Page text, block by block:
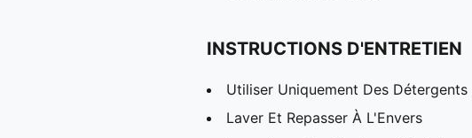
INSTRUCTIONS D'ENTRETIEN
Utiliser Uniquement Des
Laver Et Repasser À L'Envers